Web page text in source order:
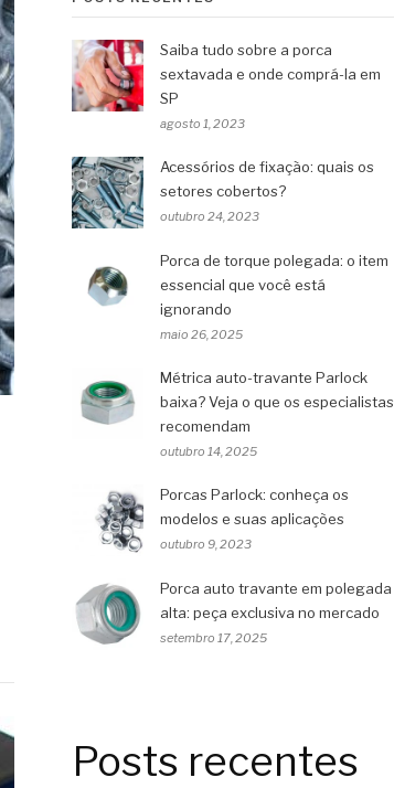
Saiba tudo sobre a porca
sextavada e onde comprá-la em
SP
agosto 1, 2023
Acessórios de fixação: quais os
setores cobertos?
outubro 24, 2023
Porca de torque polegada: o item
essencial que você está
ignorando
maio 26, 2025
Métrica auto-travante Parlock
baixa? Veja o que os especialistas
recomendam
outubro 14, 2025
Porcas Parlock: conheça os
modelos e suas aplicações
outubro 9, 2023
Porca auto travante em polegada
alta: peça exclusiva no mercado
setembro 17, 2025
Posts recentes